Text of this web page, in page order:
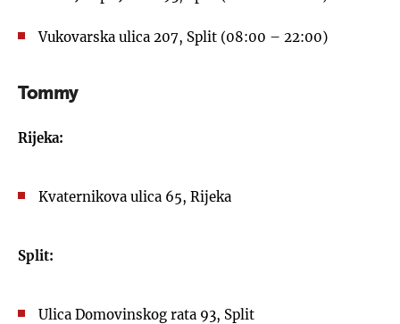
Vukovarska ulica 207, Split (08:00 – 22:00)
Tommy
Rijeka:
Kvaternikova ulica 65, Rijeka
Split:
Ulica Domovinskog rata 93, Split